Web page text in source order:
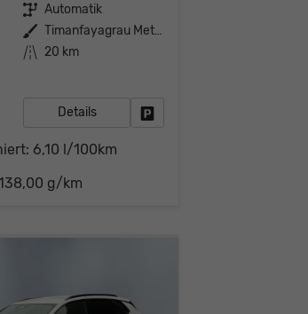
Getriebe Automatik
Außenfarbe
Timanfayagrau Metallic (N7)
Kilometerstand 20 km
Details
6,10 l/100km
g/km